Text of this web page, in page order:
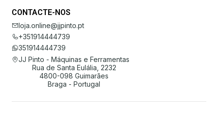
CONTACTE-NOS
loja.online@jjpinto.pt
+351914444739
351914444739
JJ Pinto - Máquinas e Ferramentas
Rua de Santa Eulália, 2232
4800-098 Guimarães
Braga - Portugal